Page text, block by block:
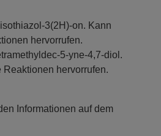
3(2H)-on. Kann
hervorrufen.
5-yne-4,7-diol.
Reaktionen hervorrufen.
Informationen auf dem